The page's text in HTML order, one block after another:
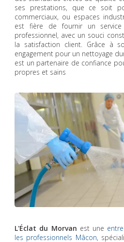
ses prestations, que ce soit
commerciaux, ou espaces
est fière de fournir un
professionnel, avec un souci
la satisfaction client. Grâce à
engagement pour un nettoyage
est un partenaire de confiance
propres et sains
L'Éclat du Morvan est une
les professionnels Mâcon,